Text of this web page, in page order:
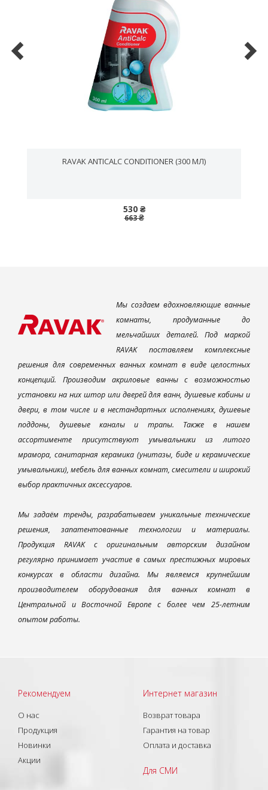
RAVAK ANTICALC CONDITIONER (300 МЛ)
530 ₴
663 ₴
Мы создаем вдохновляющие ванные
комнаты, продуманные до
мельчайших деталей. Под маркой
RAVAK поставляем комплексные
решения для современных ванных комнат в виде целостных
концепций. Производим акриловые ванны с возможностью
установки на них штор или дверей для ванн, душевые кабины и
двери, в том числе и в нестандартных исполнениях, душевые
поддоны, душевые каналы и трапы. Также в нашем
ассортименте присутствуют умывальники из литого
мрамора, санитарная керамика (унитазы, биде и керамические
умывальники), мебель для ванных комнат, смесители и широкий
выбор практичных аксессуаров.
Мы задаём тренды, разрабатываем уникальные технические
решения, запатентованные технологии и материалы.
Продукция RAVAK с оригинальным авторским дизайном
регулярно принимает участие в самых престижных мировых
конкурсах в области дизайна. Мы являемся крупнейшим
производителем оборудования для ванных комнат в
Центральной и Восточной Европе с более чем 25-летним
опытом работы.
Рекомендуем
О нас
Продукция
Новинки
Акции
Интернет магазин
Возврат товара
Гарантия на товар
Оплата и доставка
Для СМИ